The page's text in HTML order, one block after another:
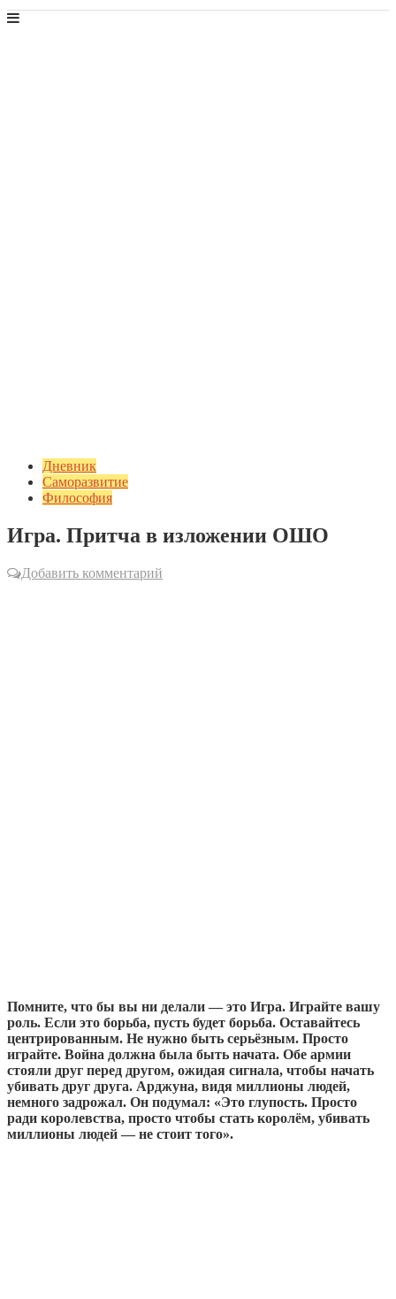
Дневник
Саморазвитие
Философия
Игра. Притча в изложении ОШО
Добавить комментарий
Помните, что бы вы ни делали — это Игра. Играйте вашу
роль. Если это борьба, пусть будет борьба. Оставайтесь
центрированным. Не нужно быть серьёзным. Просто
играйте. Война должна была быть начата. Обе армии
стояли друг перед другом, ожидая сигнала, чтобы начать
убивать друг друга. Арджуна, видя миллионы людей,
немного задрожал. Он подумал: «Это глупость. Просто
ради королевства, просто чтобы стать королём, убивать
миллионы людей — не стоит того».